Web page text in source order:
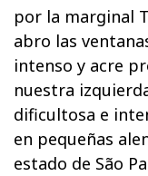
por la marginal
abro las
intenso y acre
nuestra
dificultosa e
en pequeñas
estado de São